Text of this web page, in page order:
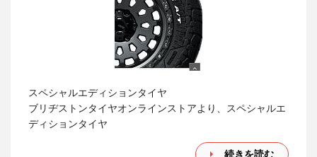
スペシャルエディションタイヤ
ブリヂストンタイヤオンラインストアより、スペシャルエ
ディションタイヤ
続きを読む